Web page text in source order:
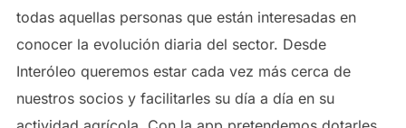
todas aquellas personas que están interesadas en
conocer la evolución diaria del sector. Desde
Interóleo queremos estar cada vez más cerca de
nuestros socios y facilitarles su día a día en su